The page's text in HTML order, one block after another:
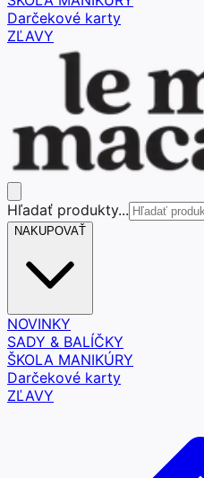
Darčekové karty
ZĽAVY
Hľadať produkty...
NAKUPOVAŤ
NOVINKY
SADY & BALÍČKY
ŠKOLA MANIKÚRY
Darčekové karty
ZĽAVY